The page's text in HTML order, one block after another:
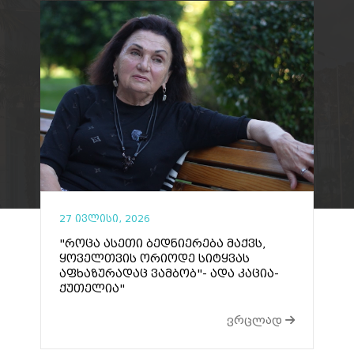
27 ივლისი, 2026
"როცა ასეთი ბედნიერება მაქვს,
ყოველთვის ორიოდე სიტყვას
აფხაზურადაც ვამბობ"- ადა კაცია-
ქუთელია"
ვრცლად